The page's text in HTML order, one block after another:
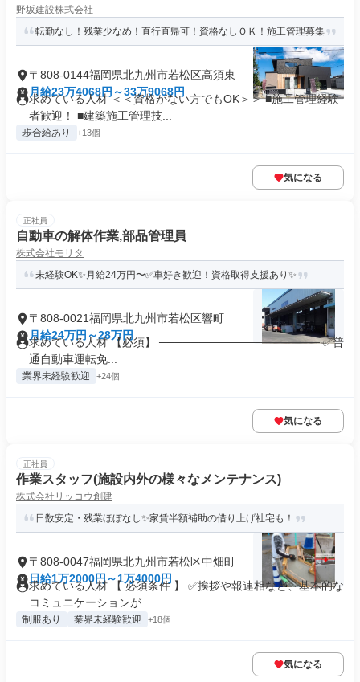
野坂建設株式会社
転勤なし！残業少なめ！直行直帰可！資格なしＯＫ！施工管理募集
〒808-0144福岡県北九州市若松区高須東
月給23万4068円～33万9068円
求めている人材 ＜＜資格がない方でもOK＞＞ ■施工管理経験
者歓迎！ ■建築施工管理技...
歩合給あり +13個
気になる
正社員
自動車の解体作業,部品管理員
株式会社モリタ
未経験OK✨月給24万円〜✅車好き歓迎！資格取得支援あり✨
〒808-0021福岡県北九州市若松区響町
月給24万円～28万円
求めている人材 【必須】 ──────────────────── ✅普
通自動車運転免...
業界未経験歓迎 +24個
気になる
正社員
作業スタッフ(施設内外の様々なメンテナンス)
株式会社リッコウ創建
日数安定・残業ほぼなし✨家賃半額補助の借り上げ社宅も！
〒808-0047福岡県北九州市若松区中畑町
日給1万2000円～1万4000円
求めている人材 【 必須条件 】 ✅挨拶や報連相など、基本的な
コミュニケーションが...
制服あり 業界未経験歓迎 +18個
気になる